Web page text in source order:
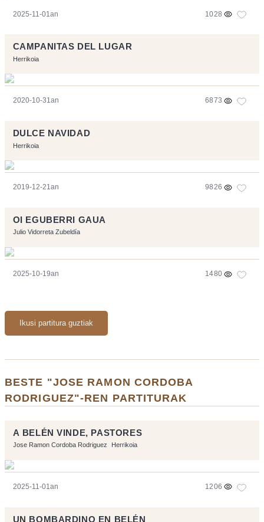
2025-11-01an 1028
CAMPANITAS DEL LUGAR
Herrikoia
2020-10-31an 6873
DULCE NAVIDAD
Herrikoia
2019-12-21an 9826
OI EGUBERRI GAUA
Julio Vidorreta Zubeldía
2025-10-19an 1480
Ikusi partitura guztiak
BESTE "JOSE RAMON CORDOBA
RODRIGUEZ"-REN PARTITURAK
A BELÉN VINDE, PASTORES
Jose Ramon Cordoba Rodriguez Herrikoia
2025-11-01an 1206
UN BOMBARDINO EN BELÉN